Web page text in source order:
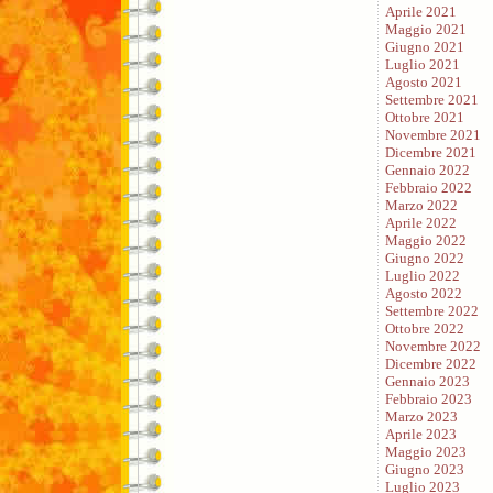
Aprile 2021
Maggio 2021
Giugno 2021
Luglio 2021
Agosto 2021
Settembre 2021
Ottobre 2021
Novembre 2021
Dicembre 2021
Gennaio 2022
Febbraio 2022
Marzo 2022
Aprile 2022
Maggio 2022
Giugno 2022
Luglio 2022
Agosto 2022
Settembre 2022
Ottobre 2022
Novembre 2022
Dicembre 2022
Gennaio 2023
Febbraio 2023
Marzo 2023
Aprile 2023
Maggio 2023
Giugno 2023
Luglio 2023